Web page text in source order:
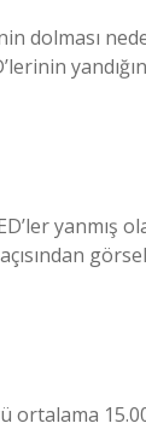
dolması
yanmış
ortalama